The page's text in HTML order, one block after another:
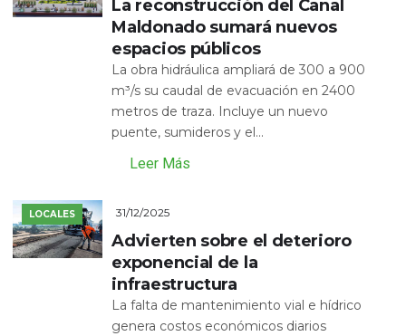
La reconstrucción del Canal
Maldonado sumará nuevos
espacios públicos
La obra hidráulica ampliará de 300 a 900
m³/s su caudal de evacuación en 2400
metros de traza. Incluye un nuevo
puente, sumideros y el...
Leer Más
LOCALES 31/12/2025
Advierten sobre el deterioro
exponencial de la
infraestructura
La falta de mantenimiento vial e hídrico
genera costos económicos diarios